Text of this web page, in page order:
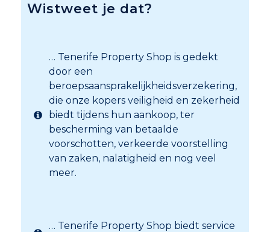
Wistweet je dat?
… Tenerife Property Shop is gedekt
door een
beroepsaansprakelijkheidsverzekering,
die onze kopers veiligheid en zekerheid
biedt tijdens hun aankoop, ter
bescherming van betaalde
voorschotten, verkeerde voorstelling
van zaken, nalatigheid en nog veel
meer.
… Tenerife Property Shop biedt service